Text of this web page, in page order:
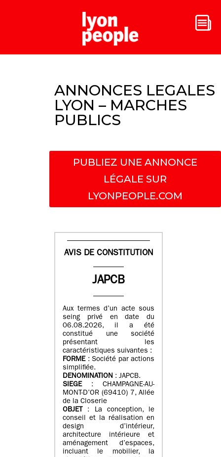
ANNONCES LEGALES
LYON – MARCHES
PUBLICS
PUBLIEZ UNE ANNONCE
LÉGALE SUR
LYONPEOPLE.COM
AVIS DE CONSTITUTION
JAPCB
Aux termes d’un acte sous
seing privé en date du
06.08.2026, il a été
constitué une société
présentant les
caractéristiques suivantes :
FORME: Société par actions
simplifiée.
DENOMINATION : JAPCB.
SIEGE: CHAMPAGNE-AU-
MONT-D’OR (69410) 7, Allée
de la Closerie
OBJET : La conception, le
conseil et la réalisation en
design d’intérieur,
architecture intérieure et
aménagement d’espaces,
incluant le mobilier, la